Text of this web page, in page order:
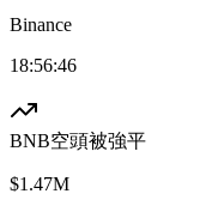
Binance
18:56:46
BNB空頭被強平
$1.47M